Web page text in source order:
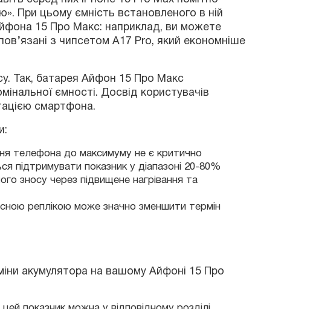
ємності. Досвід користувачів
смартфона.
телефона до максимуму не є критично
показник у діапазоні 20-80%
зносу через підвищене нагрівання та
реплікою може значно зменшити термін
на вашому Айфоні 15 Про